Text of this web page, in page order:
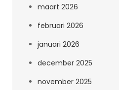
maart 2026
februari 2026
januari 2026
december 2025
november 2025